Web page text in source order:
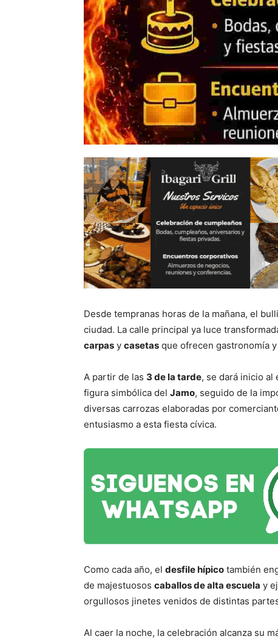
Desde tempranas horas de la mañana, el
ciudad. La calle principal ya luce
carpas y casetas que ofrecen gastronomía
A partir de las 3 de la tarde, se dará inicio al
figura simbólica del Jamo, seguido de la
diversas carrozas elaboradas por
entusiasmo a esta fiesta cívica.
Como cada año, el desfile hípico también
de majestuosos caballos de alta escuela y
orgullosos jinetes venidos de distintas
Al caer la noche, la celebración alcanza su